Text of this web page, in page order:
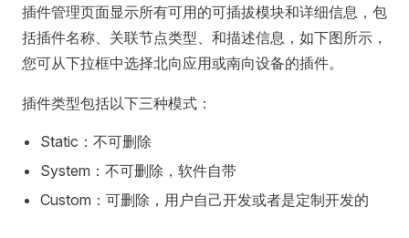
插件管理页面显示所有可用的可插拔模块和详细信息，包
括插件名称、关联节点类型、和描述信息，如下图所示，
您可从下拉框中选择北向应用或南向设备的插件。
插件类型包括以下三种模式：
Static：不可删除
System：不可删除，软件自带
Custom：可删除，用户自己开发或者是定制开发的